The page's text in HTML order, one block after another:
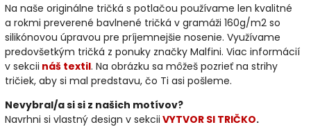
Na naše originálne tričká s potlačou používame len kvalitné
a rokmi preverené bavlnené tričká v gramáži 160g/m2 so
silikónovou úpravou pre príjemnejšie nosenie. Využívame
predovšetkým tričká z ponuky značky Malfini. Viac informácií
v sekcii náš textil. Na obrázku sa môžeš pozrieť na strihy
tričiek, aby si mal predstavu, čo Ti asi pošleme.
Nevybral/a si si z našich motívov?
Navrhni si vlastný design v sekcii VYTVOR SI TRIČKO.